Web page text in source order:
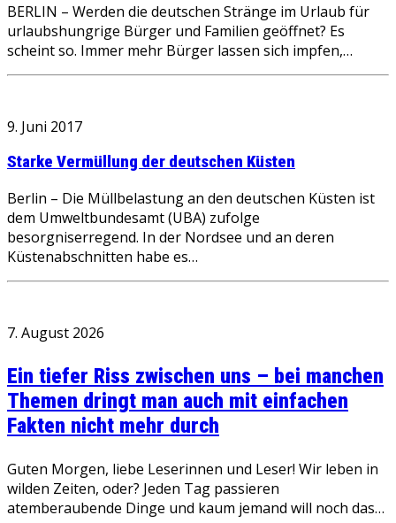
BERLIN – Werden die deutschen Stränge im Urlaub für
urlaubshungrige Bürger und Familien geöffnet? Es
scheint so. Immer mehr Bürger lassen sich impfen,…
9. Juni 2017
Starke Vermüllung der deutschen Küsten
Berlin – Die Müllbelastung an den deutschen Küsten ist
dem Umweltbundesamt (UBA) zufolge
besorgniserregend. In der Nordsee und an deren
Küstenabschnitten habe es…
7. August 2026
Ein tiefer Riss zwischen uns – bei manchen
Themen dringt man auch mit einfachen
Fakten nicht mehr durch
Guten Morgen, liebe Leserinnen und Leser! Wir leben in
wilden Zeiten, oder? Jeden Tag passieren
atemberaubende Dinge und kaum jemand will noch das…